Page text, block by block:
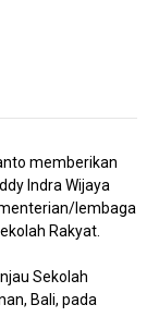
memberikan
Indra Wijaya
lembaga
Rakyat.
Sekolah
Bali, pada